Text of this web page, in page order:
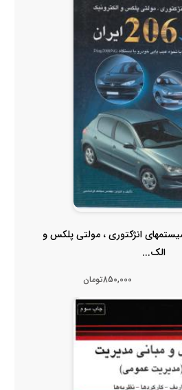
انژکتوری ، مولتی پلکس و
الک...
850,000تومان